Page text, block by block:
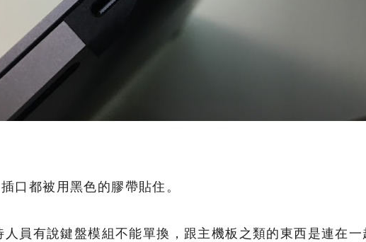
口都被用黑色的膠帶貼住。
人員有說鍵盤模組不能單換，跟主機板之類的東西是連在一